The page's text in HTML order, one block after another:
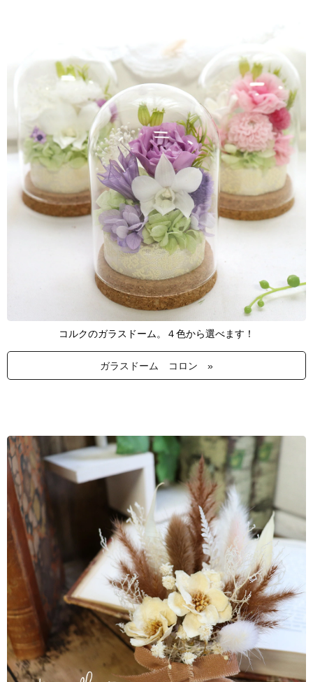
コルクのガラスドーム。４色から選べます！
ガラスドーム コロン »